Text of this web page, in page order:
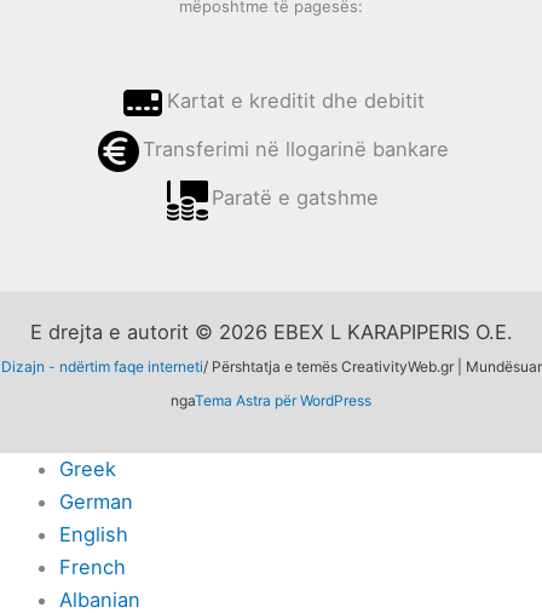
mëposhtme të pagesës:
Kartat e kreditit dhe debitit
Transferimi në llogarinë bankare
Paratë e gatshme
E drejta e autorit © 2026 EBEX L KARAPIPERIS O.E.
Dizajn - ndërtim faqe interneti/ Përshtatja e temës CreativityWeb.gr | Mundësuar
ngaTema Astra për WordPress
Greek
German
English
French
Albanian